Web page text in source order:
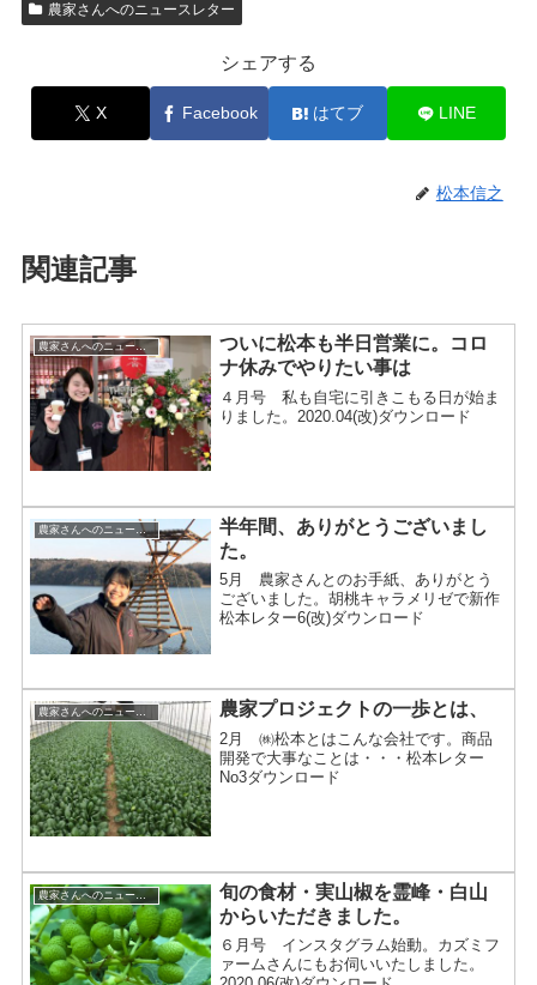
農家さんへのニュースレター
シェアする
X Facebook はてブ LINE
松本信之
関連記事
農家さんへのニュースレター
ついに松本も半日営業に。コロ
ナ休みでやりたい事は
４月号 私も自宅に引きこもる日が始ま
りました。2020.04(改)ダウンロード
農家さんへのニュースレター
半年間、ありがとうございまし
た。
5月 農家さんとのお手紙、ありがとう
ございました。胡桃キャラメリゼで新作
松本レター6(改)ダウンロード
農家さんへのニュースレター 農家プロジェクトの一歩とは、
2月 ㈱松本とはこんな会社です。商品
開発で大事なことは・・・松本レター
No3ダウンロード
農家さんへのニュースレター
旬の食材・実山椒を霊峰・白山
からいただきました。
６月号 インスタグラム始動。カズミフ
ァームさんにもお伺いいたしました。